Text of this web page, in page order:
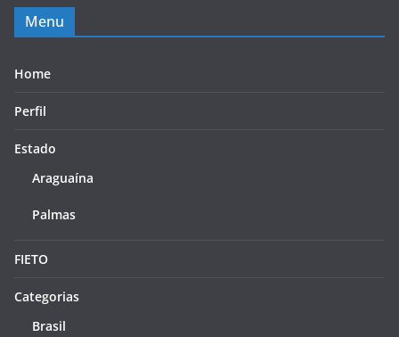
Menu
Home
Perfil
Estado
Araguaína
Palmas
FIETO
Categorias
Brasil